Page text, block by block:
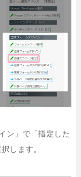
ン」で「指定した
します。